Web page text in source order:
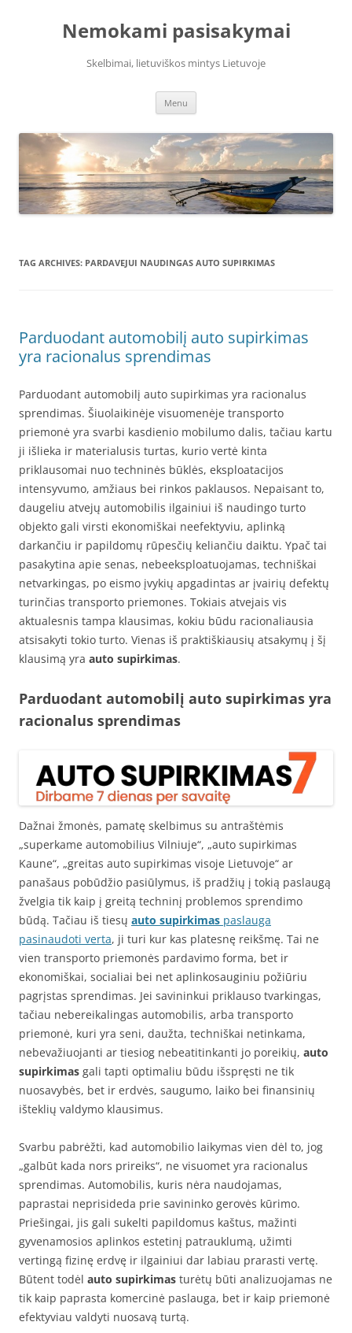
Nemokami pasisakymai
Skelbimai, lietuviškos mintys Lietuvoje
Menu
TAG ARCHIVES: PARDAVEJUI NAUDINGAS AUTO SUPIRKIMAS
Parduodant automobilį auto supirkimas
yra racionalus sprendimas
Parduodant automobilį auto supirkimas yra racionalus
sprendimas. Šiuolaikinėje visuomenėje transporto
priemonė yra svarbi kasdienio mobilumo dalis, tačiau kartu
ji išlieka ir materialusis turtas, kurio vertė kinta
priklausomai nuo techninės būklės, eksploatacijos
intensyvumo, amžiaus bei rinkos paklausos. Nepaisant to,
daugeliu atvejų automobilis ilgainiui iš naudingo turto
objekto gali virsti ekonomiškai neefektyviu, aplinką
darkančiu ir papildomų rūpesčių keliančiu daiktu. Ypač tai
pasakytina apie senas, nebeeksploatuojamas, techniškai
netvarkingas, po eismo įvykių apgadintas ar įvairių defektų
turinčias transporto priemones. Tokiais atvejais vis
aktualesnis tampa klausimas, kokiu būdu racionaliausia
atsisakyti tokio turto. Vienas iš praktiškiausių atsakymų į šį
klausimą yra auto supirkimas.
Parduodant automobilį auto supirkimas yra
racionalus sprendimas
Dažnai žmonės, pamatę skelbimus su antraštėmis
„superkame automobilius Vilniuje“, „auto supirkimas
Kaune“, „greitas auto supirkimas visoje Lietuvoje“ ar
panašaus pobūdžio pasiūlymus, iš pradžių į tokią paslaugą
žvelgia tik kaip į greitą techninį problemos sprendimo
būdą. Tačiau iš tiesų auto supirkimas paslauga
pasinaudoti verta, ji turi kur kas platesnę reikšmę. Tai ne
vien transporto priemonės pardavimo forma, bet ir
ekonomiškai, socialiai bei net aplinkosauginiu požiūriu
pagrįstas sprendimas. Jei savininkui priklauso tvarkingas,
tačiau nebereikalingas automobilis, arba transporto
priemonė, kuri yra seni, daužta, techniškai netinkama,
nebevažiuojanti ar tiesiog nebeatitinkanti jo poreikių, auto
supirkimas gali tapti optimaliu būdu išspręsti ne tik
nuosavybės, bet ir erdvės, saugumo, laiko bei finansinių
išteklių valdymo klausimus.
Svarbu pabrėžti, kad automobilio laikymas vien dėl to, jog
„galbūt kada nors prireiks“, ne visuomet yra racionalus
sprendimas. Automobilis, kuris nėra naudojamas,
paprastai neprisideda prie savininko gerovės kūrimo.
Priešingai, jis gali sukelti papildomus kaštus, mažinti
gyvenamosios aplinkos estetinį patrauklumą, užimti
vertingą fizinę erdvę ir ilgainiui dar labiau prarasti vertę.
Būtent todėl auto supirkimas turėtų būti analizuojamas ne
tik kaip paprasta komercinė paslauga, bet ir kaip priemonė
efektyviau valdyti nuosavą turtą.